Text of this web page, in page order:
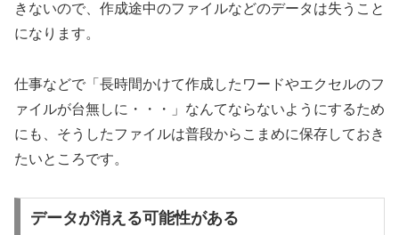
きないので、作成途中のファイルなどのデータは失うこと
になります。
仕事などで「長時間かけて作成したワードやエクセルのフ
ァイルが台無しに・・・」なんてならないようにするため
にも、そうしたファイルは普段からこまめに保存しておき
たいところです。
データが消える可能性がある